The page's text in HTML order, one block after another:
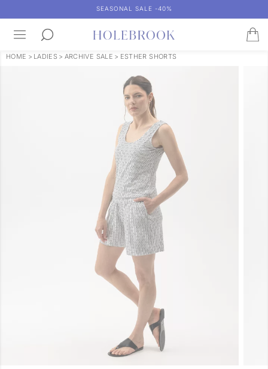
SEASONAL SALE -40%
HOME > LADIES > ARCHIVE SALE > ESTHER SHORTS